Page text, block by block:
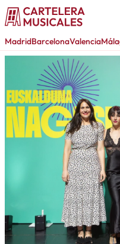
MadridBarcelonaValencia